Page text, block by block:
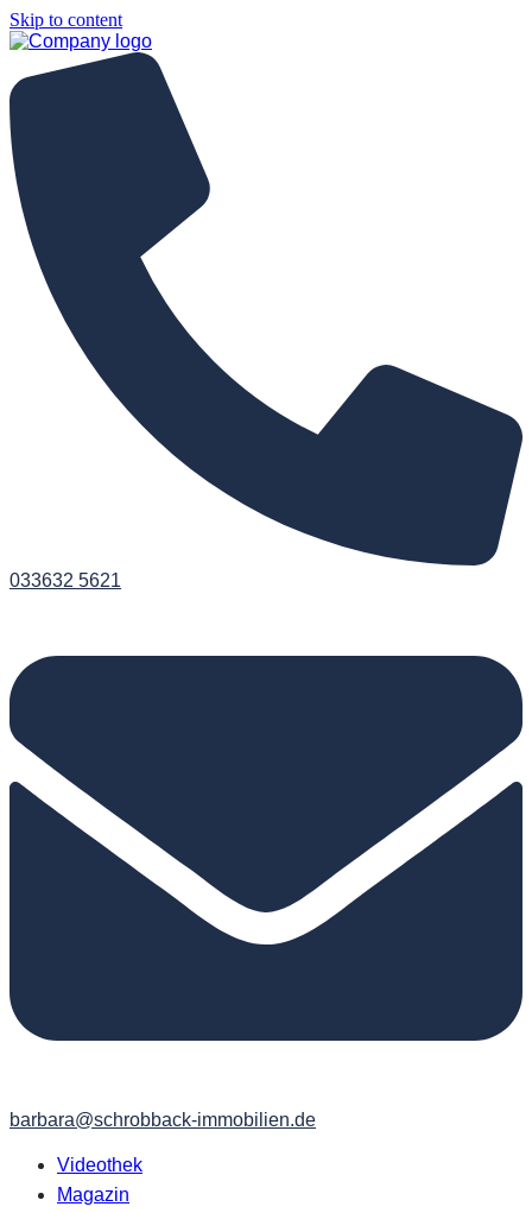
Skip to content
033632 5621
barbara@schrobback-immobilien.de
Videothek
Magazin